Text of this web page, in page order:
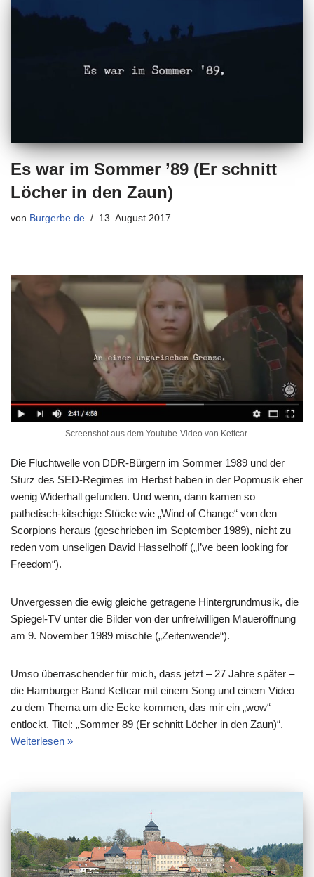
Es war im Sommer ’89 (Er schnitt
Löcher in den Zaun)
von Burgerbe.de 13. August 2017
Screenshot aus dem Youtube-Video von Kettcar.
Die Fluchtwelle von DDR-Bürgern im Sommer 1989 und der
Sturz des SED-Regimes im Herbst haben in der Popmusik eher
wenig Widerhall gefunden. Und wenn, dann kamen so
pathetisch-kitschige Stücke wie „Wind of Change“ von den
Scorpions heraus (geschrieben im September 1989), nicht zu
reden vom unseligen David Hasselhoff („I’ve been looking for
Freedom“).
Unvergessen die ewig gleiche getragene Hintergrundmusik, die
Spiegel-TV unter die Bilder von der unfreiwilligen Maueröffnung
am 9. November 1989 mischte („Zeitenwende“).
Umso überraschender für mich, dass jetzt – 27 Jahre später –
die Hamburger Band Kettcar mit einem Song und einem Video
zu dem Thema um die Ecke kommen, das mir ein „wow“
entlockt. Titel: „Sommer 89 (Er schnitt Löcher in den Zaun)“.
Weiterlesen »